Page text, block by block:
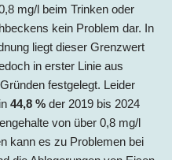
mg/l beim Trinken oder
kein Problem dar. In
liegt dieser Grenzwert
in erster Linie aus
festgelegt. Leider
44,8 % der 2019 bis 2024
von über 0,8 mg/l
kann es zu Problemen bei